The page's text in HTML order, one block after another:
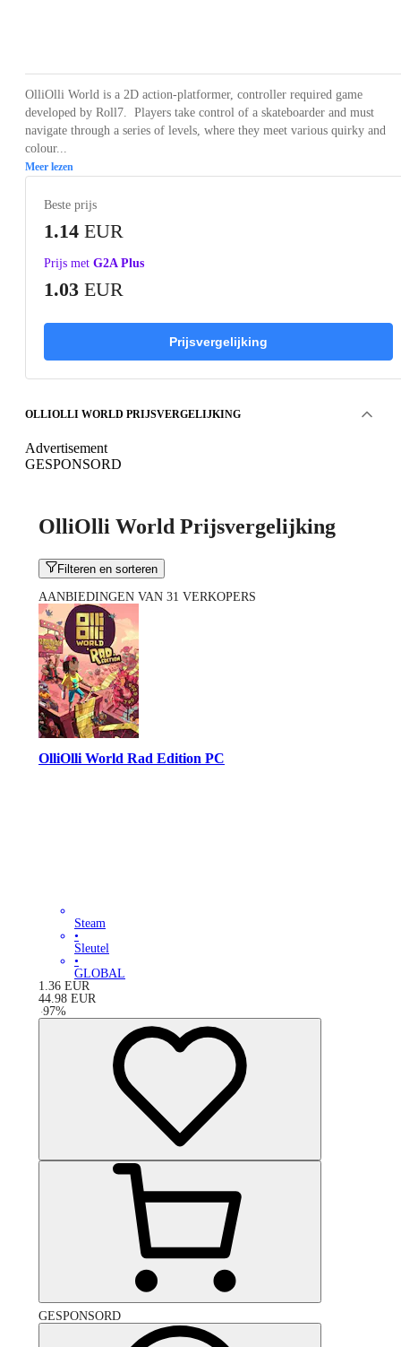
OlliOlli World is a 2D action-platformer, controller required game
developed by Roll7. Players take control of a skateboarder and must
navigate through a series of levels, where they meet various quirky and
colour...
Meer lezen
Beste prijs
1.14 EUR
Prijs met G2A Plus
1.03 EUR
Prijsvergelijking
OLLIOLLI WORLD PRIJSVERGELIJKING
Advertisement
GESPONSORD
OlliOlli World Prijsvergelijking
Filteren en sorteren
AANBIEDINGEN VAN 31 VERKOPERS
OlliOlli World Rad Edition PC
Steam
•
Sleutel
•
GLOBAL
1.36 EUR
44.98 EUR
-97%
GESPONSORD